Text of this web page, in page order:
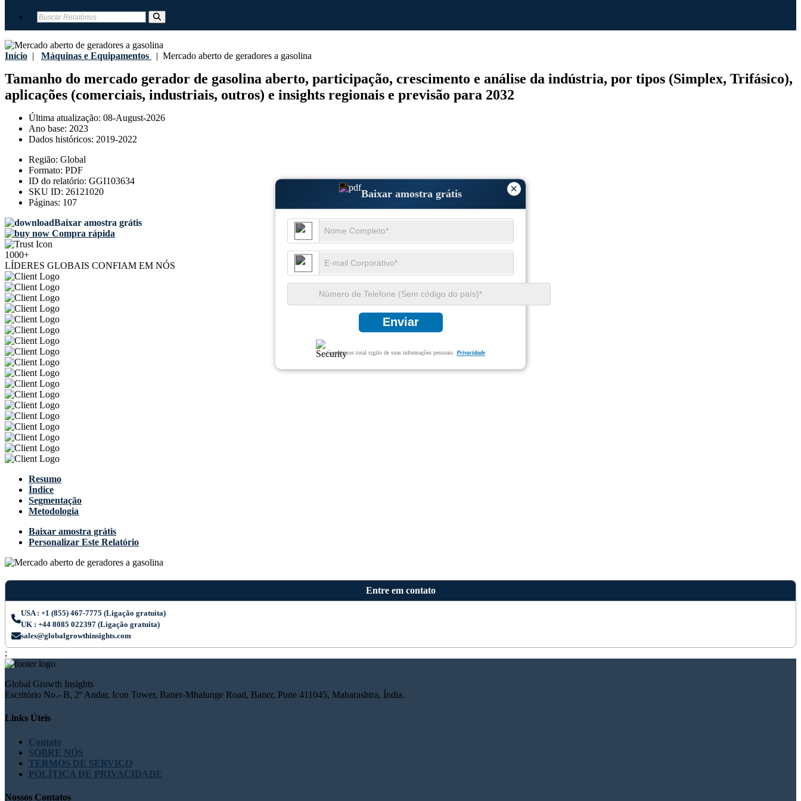
Início | Máquinas e Equipamentos | Mercado aberto de geradores a gasolina
Tamanho do mercado gerador de gasolina aberto, participação, crescimento e análise da indústria, por tipos (Simplex, Trifásico),
aplicações (comerciais, industriais, outros) e insights regionais e previsão para 2032
Última atualização: 08-August-2026
Ano base: 2023
Dados históricos: 2019-2022
Região: Global
Formato: PDF
ID do relatório: GGI103634
SKU ID: 26121020
Páginas: 107
Baixar amostra grátis
Compra rápida
1000+
LÍDERES GLOBAIS CONFIAM EM NÓS
×
Baixar amostra grátis
Enviar
Garantimos total sigilo de suas informações pessoais. Privacidade
Resumo
Índice
Segmentação
Metodologia
Baixar amostra grátis
Personalizar Este Relatório
Entre em contato
USA : +1 (855) 467-7775 (Ligação gratuita)
UK : +44 8085 022397 (Ligação gratuita)
sales@globalgrowthinsights.com
;
Global Growth Insights
Escritório No.- B, 2º Andar, Icon Tower, Baner-Mhalunge Road, Baner, Pune 411045, Maharashtra, Índia.
Links Úteis
Contato
SOBRE NÓS
TERMOS DE SERVIÇO
POLÍTICA DE PRIVACIDADE
Nossos Contatos